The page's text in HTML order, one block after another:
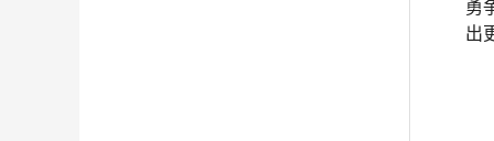
勇
出